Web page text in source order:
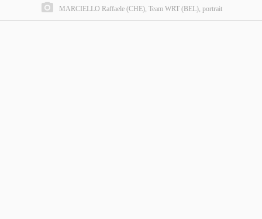
MARCIELLO Raffaele (CHE), Team WRT (BEL), portrait